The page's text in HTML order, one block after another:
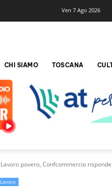
Ven 7 Ago 2026
CHI SIAMO TOSCANA
Lavoro povero, Confcommercio
Lavoro